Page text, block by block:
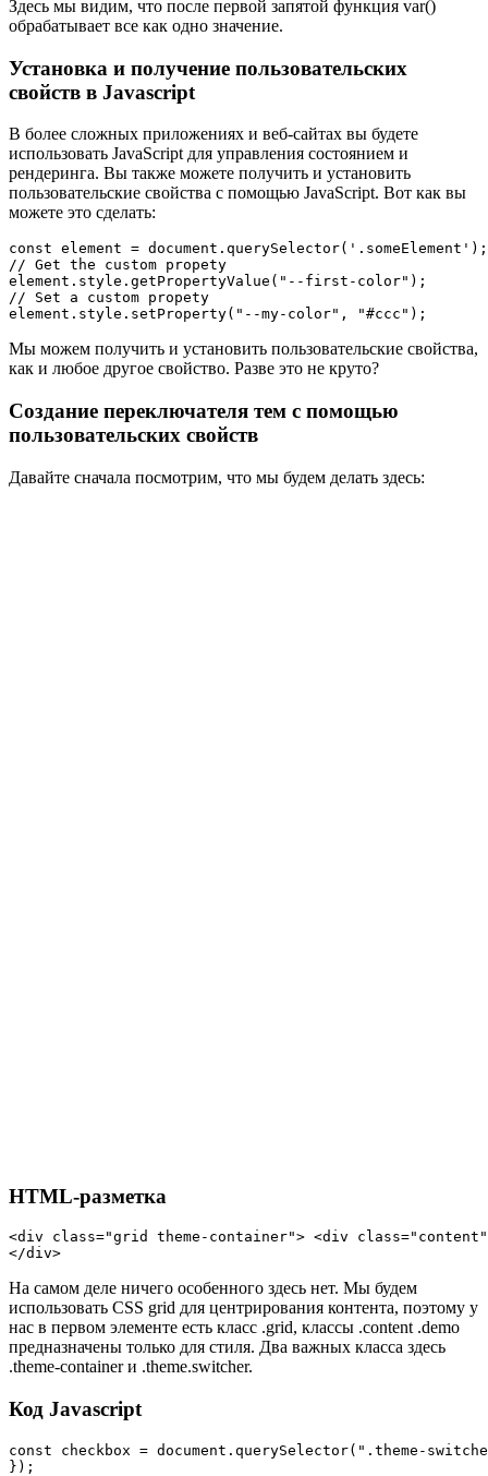
Здесь мы видим, что после первой запятой функция var()
обрабатывает все как одно значение.
Установка и получение пользовательских
свойств в Javascript
В более сложных приложениях и веб-сайтах вы будете
использовать JavaScript для управления состоянием и
рендеринга. Вы также можете получить и установить
пользовательские свойства с помощью JavaScript. Вот как вы
можете это сделать:
const element = document.querySelector('.someElement');
// Get the custom propety
element.style.getPropertyValue("--first-color");
// Set a custom propety
element.style.setProperty("--my-color", "#ccc");
Мы можем получить и установить пользовательские свойства,
как и любое другое свойство. Разве это не круто?
Создание переключателя тем с помощью
пользовательских свойств
Давайте сначала посмотрим, что мы будем делать здесь:
HTML-разметка
<div class="grid theme-container"> <div
</div>
На самом деле ничего особенного здесь нет. Мы будем
использовать CSS grid для центрирования контента, поэтому у
нас в первом элементе есть класс .grid, классы .content .demo
предназначены только для стиля. Два важных класса здесь
.theme-container и .theme.switcher.
Код Javascript
const checkbox = document.querySelector(".theme-
});